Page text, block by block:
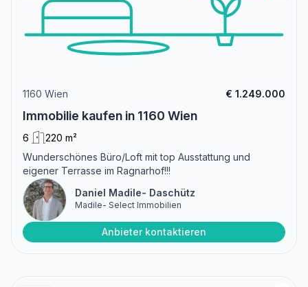
1160 Wien € 1.249.000
Immobilie kaufen in 1160 Wien
6
220 m²
Wunderschönes Büro/Loft mit top Ausstattung und
eigener Terrasse im Ragnarhof!!!
Daniel Madile- Daschütz
Madile- Select Immobilien
Anbieter kontaktieren